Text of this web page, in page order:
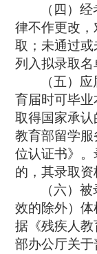
（四）
律不作更改
取；未通过
列入拟录取名
（五）
育届时可毕
取得国家承
教育部留学
位认证书》
的，其录取资
（六）
效的除外）
据《残疾人
部办公厅关